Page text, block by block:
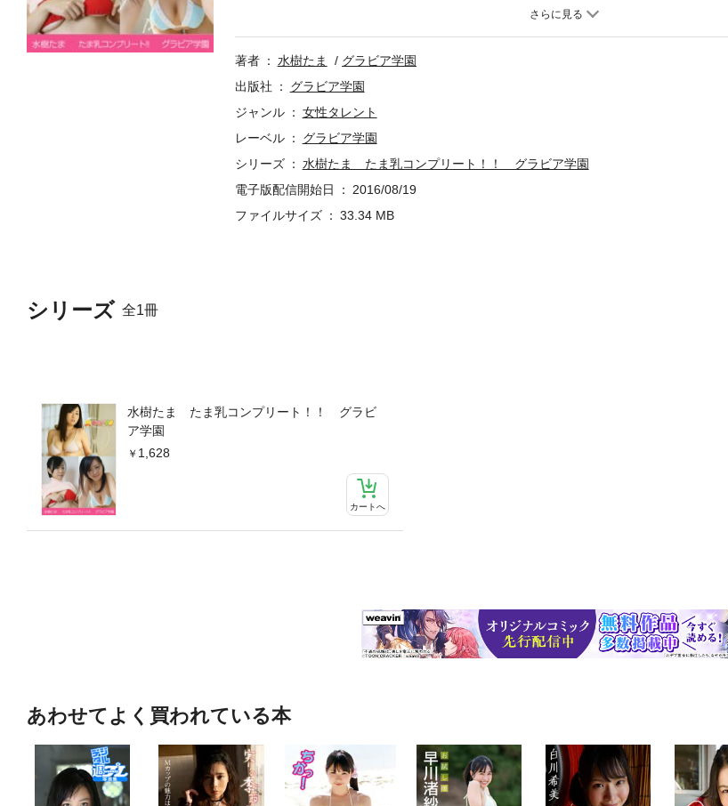
シリーズ 全1冊
水樹たま たま乳コンプリート！！ グラビ
ア学園
1,628
カートへ
ナマイツなボディが迫り来る写真集！ みずきたま 生年月日：1985年7月16日 血
著者 水樹たま
グラビア学園
出版社
グラビア学園
ジャンル
女性タレント
レーベル
グラビア学園
シリーズ
水樹たま たま乳コンプリート！！ グラビア学園
電子版配信開始日
2016/08/19
ファイルサイズ
33.34 MB
あわせてよく買われている本